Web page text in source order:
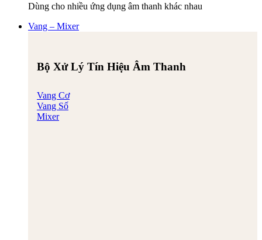
Dùng cho nhiều ứng dụng âm thanh khác nhau
Vang – Mixer
Bộ Xử Lý Tín Hiệu Âm Thanh
Vang Cơ
Vang Số
Mixer